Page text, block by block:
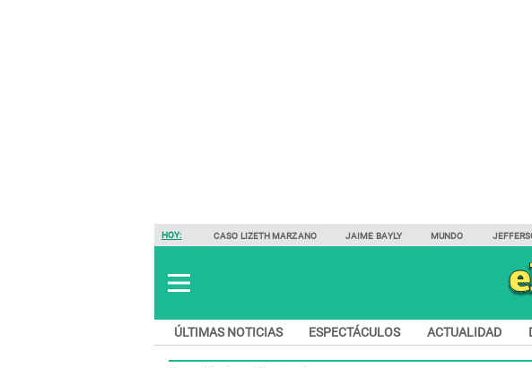
HOY: CASO LIZETH MARZANO JAIME BAYLY MUNDO
ÚLTIMAS NOTICIAS ESPECTÁCULOS ACTUALIDAD